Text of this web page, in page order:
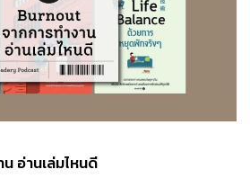
อ่านเล่มไหนดี